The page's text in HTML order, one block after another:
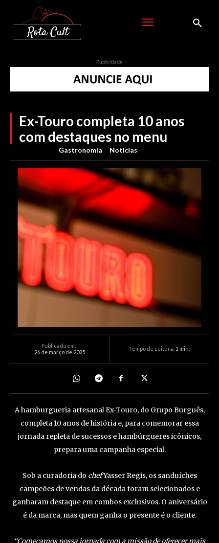
- Publicidade -
Ex-Touro completa 10 anos
com destaques no menu
Gastronomia Noticias
Publicado em:
26 de março de 2025
Tempo de Leitura: 1 min.
A hamburgueria artesanal Ex-Touro, do Grupo Burguês,
completa 10 anos de história e, para comemorar essa
jornada repleta de sucessos e hambúrgueres icônicos,
prepara uma campanha especial.
Sob a curadoria do chefYasser Regis, os sanduíches
campeões de vendas da década foram selecionados e
ganharam destaque em combos exclusivos. O aniversário
é da marca, mas quem ganha o presente é o cliente.
“Começamos nossa jornada com a missão de oferecer mais